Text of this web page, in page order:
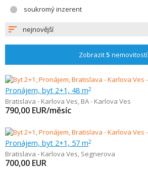
soukromý inzerent
nejnovější
Zobrazit5 nemovitostí
Pronájem, byt 2+1, 48 m2
Bratislava - Karlova Ves, BA - Karlova Ves
790,00 EUR/měsíc
Pronájem, byt 2+1, 57 m2
Bratislava - Karlova Ves, Segnerova
700,00 EUR